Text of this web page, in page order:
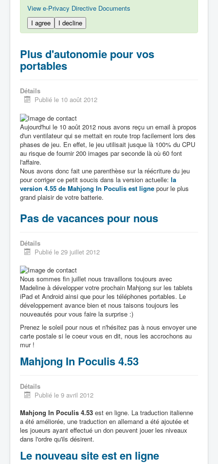
View e-Privacy Directive Documents
I agree
I decline
Plus d'autonomie pour vos
portables
Détails
Publié le 10 août 2012
Aujourd'hui le 10 août 2012 nous avons reçu un email à propos
d'un ventilateur qui se mettait en route trop facilement lors des
phases de jeu. En effet, le jeu utilisait jusque là 100% du CPU
au risque de fournir 200 images par seconde là où 60 font
l'affaire.
Nous avons donc fait une parenthèse sur la réécriture du jeu
pour corriger ce petit soucis dans la version actuelle: la
version 4.55 de Mahjong In Poculis est ligne pour le plus
grand plaisir de votre batterie.
Pas de vacances pour nous
Détails
Publié le 29 juillet 2012
Nous sommes fin juillet nous travaillons toujours avec
Madeline à développer votre prochain Mahjong sur les tablets
iPad et Android ainsi que pour les téléphones portables. Le
développement avance bien et nous taisons toujours les
nouveautés pour vous faire la surprise :)
Prenez le soleil pour nous et n'hésitez pas à nous envoyer une
carte postale si le coeur vous en dit, nous les accrochons au
mur !
Mahjong In Poculis 4.53
Détails
Publié le 9 avril 2012
Mahjong In Poculis 4.53 est en ligne. La traduction italienne
a été améliorée, une traduction en allemand a été ajoutée et
les joueurs ayant effectué un don peuvent jouer les niveaux
dans l'ordre qu'ils désirent.
Le nouveau site est en ligne